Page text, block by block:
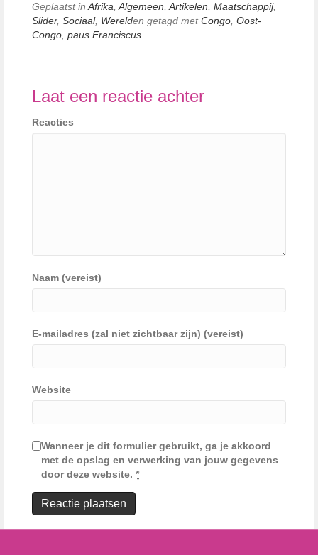
Geplaatst inAfrika,Algemeen,Artikelen, Maatschappij,
Slider, Sociaal, Werelden getagd metCongo, Oost-
Congo, paus Franciscus
Laat een reactie achter
Reacties
Naam (vereist)
E-mailadres (zal niet zichtbaar zijn) (vereist)
Website
Wanneer je dit formulier gebruikt, ga je akkoord
met de opslag en verwerking van jouw gegevens
door deze website. *